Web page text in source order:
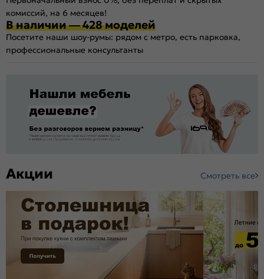
комиссий, на 6 месяцев!
В наличии — 428 моделей
Посетите наши шоу-румы: рядом с метро, есть парковка,
профессиональные консультанты
Акции Смотреть все